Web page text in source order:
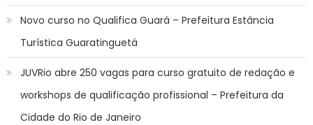
Novo curso no Qualifica Guará – Prefeitura Estância
Turística Guaratinguetá
JUVRio abre 250 vagas para curso gratuito de redação e
workshops de qualificação profissional – Prefeitura da
Cidade do Rio de Janeiro